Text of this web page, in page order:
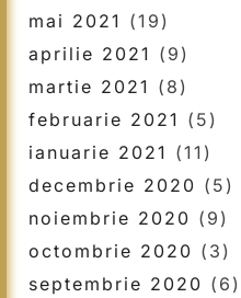
mai 2021 (19)
aprilie 2021 (9)
martie 2021 (8)
februarie 2021 (5)
ianuarie 2021 (11)
decembrie 2020 (5)
noiembrie 2020 (9)
octombrie 2020 (3)
septembrie 2020 (6)